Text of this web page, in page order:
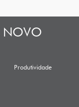
NOVO
Produtividade